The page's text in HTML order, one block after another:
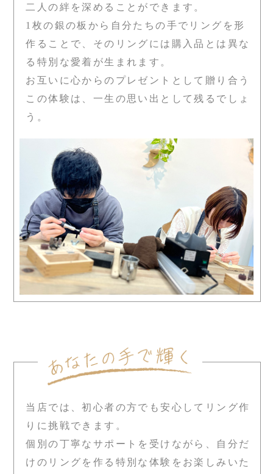
二人の絆を深めることができます。
1枚の銀の板から自分たちの手でリングを形
作ることで、そのリングには購入品とは異な
る特別な愛着が生まれます。
お互いに心からのプレゼントとして贈り合う
この体験は、一生の思い出として残るでしょ
う。
当店では、初心者の方でも安心してリング作
りに挑戦できます。
個別の丁寧なサポートを受けながら、自分だ
けのリングを作る特別な体験をお楽しみいた